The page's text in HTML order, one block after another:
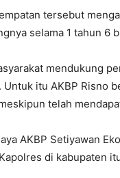
tersebut
selama 1 tahun 6
mendukung
itu AKBP Risno
telah
AKBP Setiyawan
di kabupaten